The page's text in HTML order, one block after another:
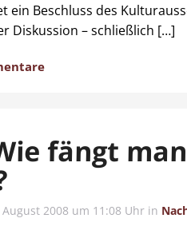
ein Beschluss des
Diskussion – schließlich […]
fängt man
August 2008 um 11:08 Uhr in